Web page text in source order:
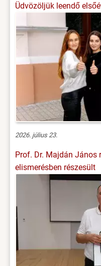
Üdvözöljük leendő
2026. július 23.
Prof. Dr. Majdán János
elismerésben részesült